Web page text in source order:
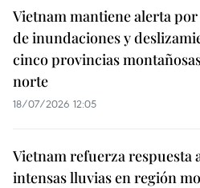
Vietnam mantiene alerta
de inundaciones y
cinco provincias
norte
18/07/2026 12:05
Vietnam refuerza respuesta
intensas lluvias en región